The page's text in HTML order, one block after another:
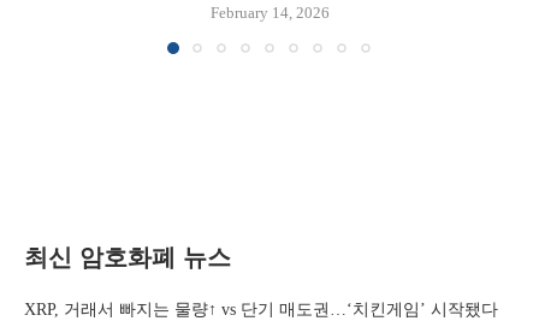
February 14, 2026
최신 암호화폐 뉴스
XRP, 거래서 빠지는 물량↑ vs 단기 매도권…‘치킨게임’ 시작됐다